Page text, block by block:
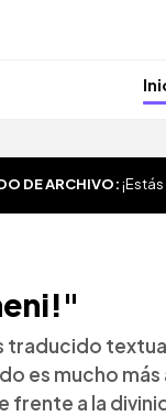
DE ARCHIVO:
traducido
es mucho
frente a la